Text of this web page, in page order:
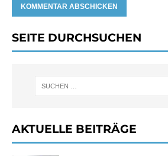
SEITE DURCHSUCHEN
AKTUELLE BEITRÄGE